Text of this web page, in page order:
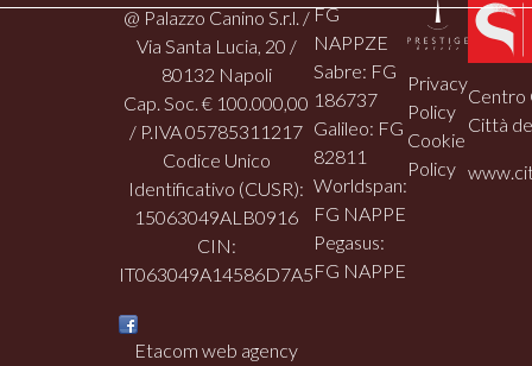
@ Palazzo Canino S.r.l. /
Via Santa Lucia, 20 /
80132 Napoli
Cap. Soc. € 100.000,00
/ P.IVA 05785311217
Codice Unico
Identificativo (CUSR):
15063049ALB0916
CIN:
IT063049A14586D7A5
Etacom web agency
FG
NAPPZE
Sabre: FG
186737
Galileo: FG
82811
Worldspan:
FG NAPPE
Pegasus:
FG NAPPE
Privacy
Policy
Cookie
Policy
Centro
Città